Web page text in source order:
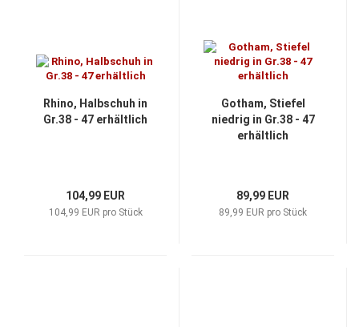
Rhino, Halbschuh in
Gr.38 - 47 erhältlich
104,99 EUR
104,99 EUR pro Stück
Gotham, Stiefel
niedrig in Gr.38 - 47
erhältlich
89,99 EUR
89,99 EUR pro Stück